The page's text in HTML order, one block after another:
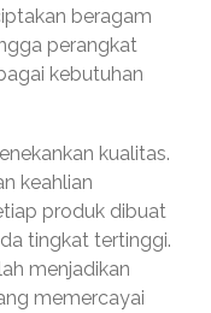
beragam
perangkat
kebutuhan
kualitas.
keahlian
produk dibuat
tingkat tertinggi.
menjadikan
memercayai